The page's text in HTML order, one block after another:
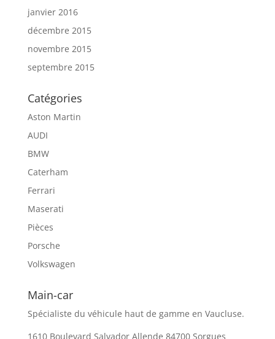
janvier 2016
décembre 2015
novembre 2015
septembre 2015
Catégories
Aston Martin
AUDI
BMW
Caterham
Ferrari
Maserati
Pièces
Porsche
Volkswagen
Main-car
Spécialiste du véhicule haut de gamme en Vaucluse.
1610 Boulevard Salvador Allende 84700 Sorgues